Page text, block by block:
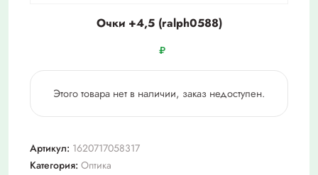
Очки +4,5 (ralph0588)
₽
Этого товара нет в наличии, заказ недоступен.
Артикул: 1620717058317
Категория: Оптика